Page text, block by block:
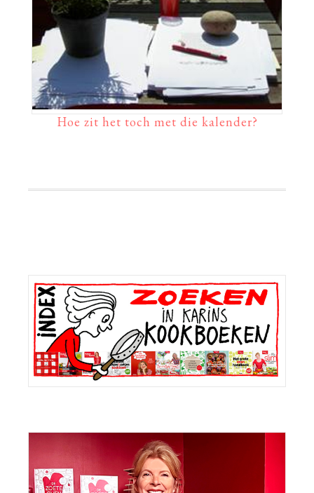
Hoe zit het toch met die kalender?
Primaire
Sidebar